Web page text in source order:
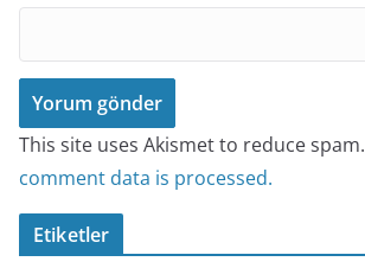
This site uses Akismet to reduce spam.
comment data is processed.
Etiketler